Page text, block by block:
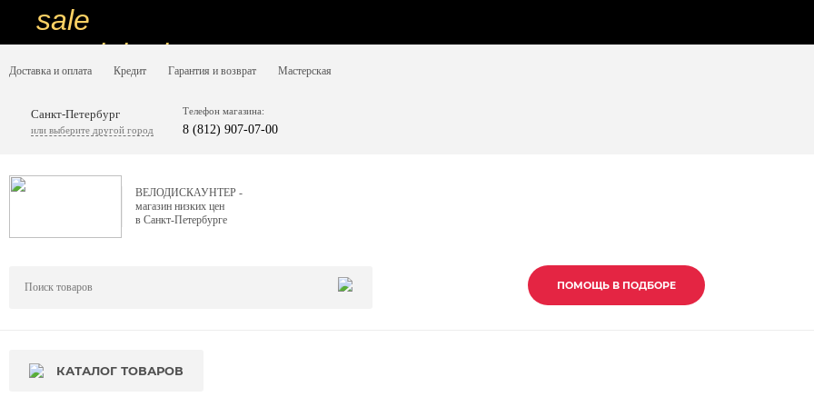
sale
special price
ну очень
вот дешево
sale
sale
Доставка и оплата Кредит Гарантия и возврат Мастерская
Санкт-Петербург
или выберите другой город
Телефон магазина:
8 (812) 907-07-00
ВЕЛОДИСКАУНТЕР -
магазин низких цен
в Санкт-Петербурге
ПОМОЩЬ В ПОДБОРЕ
ПОМОЩЬ В ПОДБОРЕ
ПОМОЩЬ В ПОДБОРЕ
КАТАЛОГ ТОВАРОВ